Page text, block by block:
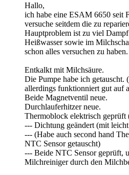
Hallo,
ich habe eine ESAM 6650 seit
versuche seitdem die zu
Hauptproblem ist zu viel
Heißwasser sowie im
schon alles versuchen zu haben.
Entkalkt mit Milchsäure.
Die Pumpe habe ich getauscht.
allerdings funktionniert gut auf
Beide Magnetventil neue.
Durchlauferhitzer neue.
Thermoblock elektrisch geprüft
--- Dichtung geändert (mit
--- (Habe auch second hand
NTC Sensor getauscht)
--- Beide NTC Sensor geprüft,
Milchreiniger durch den